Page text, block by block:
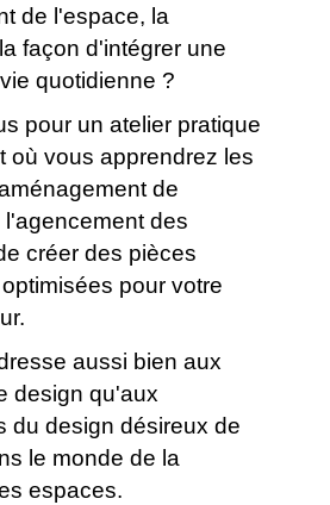
de l'espace, la
façon d'intégrer une
quotidienne ?
pour un atelier pratique
où vous apprendrez les
de
l'agencement des
créer des pièces
pour votre
aussi bien aux
design qu'aux
du design désireux de
le monde de la
espaces.